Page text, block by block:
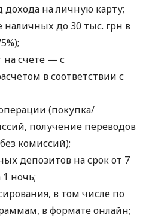
на личную карту;
наличных до 30 тыс. грн в
счете — с
в соответствии с
(покупка/
получение переводов
комиссий);
депозитов на срок от 7
ночь;
в том числе по
в формате онлайн;